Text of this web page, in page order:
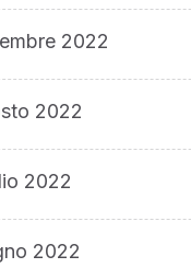
2022
2022
2022
2022